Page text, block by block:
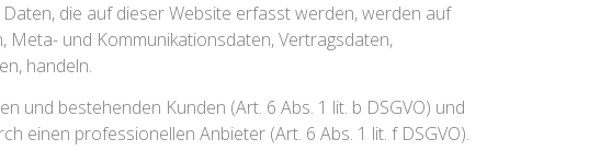
die auf dieser Website erfasst werden, werden auf
Meta- und Kommunikationsdaten, Vertragsdaten,
handeln.
und bestehenden Kunden (Art. 6 Abs. 1 lit. b DSGVO) und
einen professionellen Anbieter (Art. 6 Abs. 1 lit. f DSGVO).